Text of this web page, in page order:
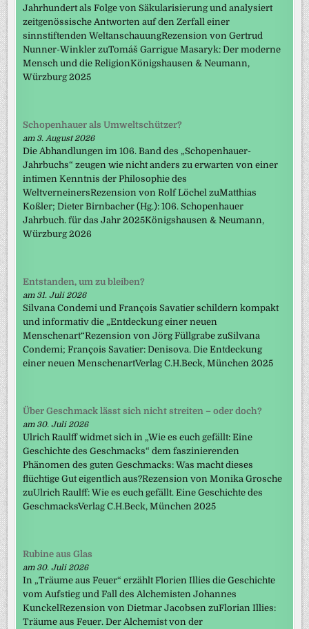
Jahrhundert als Folge von Säkularisierung und analysiert
zeitgenössische Antworten auf den Zerfall einer
sinnstiftenden WeltanschauungRezension von Gertrud
Nunner-Winkler zuTomáš Garrigue Masaryk: Der moderne
Mensch und die ReligionKönigshausen & Neumann,
Würzburg 2025
Schopenhauer als Umweltschützer?
am 3. August 2026
Die Abhandlungen im 106. Band des „Schopenhauer-
Jahrbuchs“ zeugen wie nicht anders zu erwarten von einer
intimen Kenntnis der Philosophie des
WeltverneinersRezension von Rolf Löchel zuMatthias
Koßler; Dieter Birnbacher (Hg.): 106. Schopenhauer
Jahrbuch. für das Jahr 2025Königshausen & Neumann,
Würzburg 2026
Entstanden, um zu bleiben?
am 31. Juli 2026
Silvana Condemi und François Savatier schildern kompakt
und informativ die „Entdeckung einer neuen
Menschenart“Rezension von Jörg Füllgrabe zuSilvana
Condemi; François Savatier: Denisova. Die Entdeckung
einer neuen MenschenartVerlag C.H.Beck, München 2025
Über Geschmack lässt sich nicht streiten – oder doch?
am 30. Juli 2026
Ulrich Raulff widmet sich in „Wie es euch gefällt: Eine
Geschichte des Geschmacks“ dem faszinierenden
Phänomen des guten Geschmacks: Was macht dieses
flüchtige Gut eigentlich aus?Rezension von Monika Grosche
zuUlrich Raulff: Wie es euch gefällt. Eine Geschichte des
GeschmacksVerlag C.H.Beck, München 2025
Rubine aus Glas
am 30. Juli 2026
In „Träume aus Feuer“ erzählt Florien Illies die Geschichte
vom Aufstieg und Fall des Alchemisten Johannes
KunckelRezension von Dietmar Jacobsen zuFlorian Illies:
Träume aus Feuer. Der Alchemist von der